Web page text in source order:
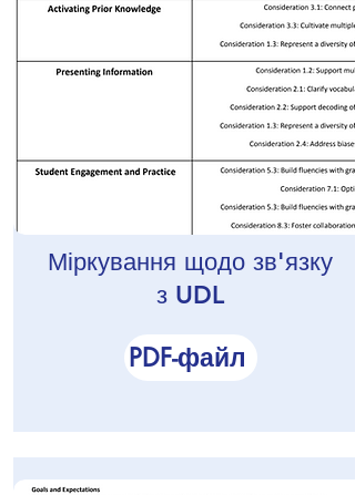
Міркування щодо зв'язку
з UDL
PDF-файл